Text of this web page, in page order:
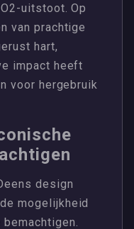
uitstoot. Op
van prachtige
hart,
impact heeft
voor hergebruik
design
mogelijkheid